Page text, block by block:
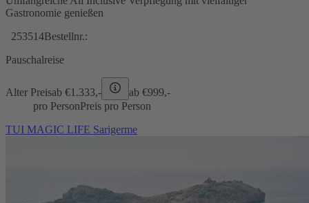
Gastronomie genießen
253514Bestellnr.:
Pauschalreise
Alter Preisab €1.333,- ab €999,-
pro PersonPreis pro Person
TUI MAGIC LIFE Sarigerme